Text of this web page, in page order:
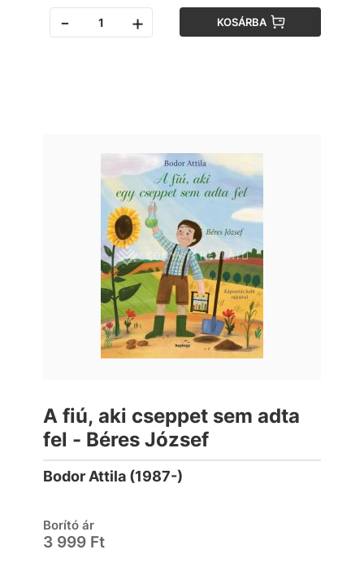
- + KOSÁRBA
A fiú, aki cseppet sem adta
fel - Béres József
Bodor Attila (1987-)
Borító ár
3 999 Ft